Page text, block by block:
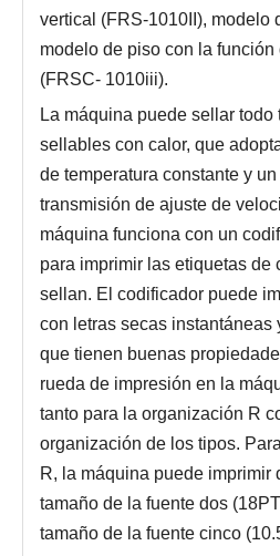
vertical (FRS-1010II), modelo
modelo de piso con la
(FRSC- 1010iii).
La máquina puede sellar
sellables con calor, que
de temperatura constante y
transmisión de ajuste de
máquina funciona con un
para imprimir las etiquetas de
sellan. El codificador puede
con letras secas instantáneas
que tienen buenas
rueda de impresión en la
tanto para la organización R
organización de los tipos.
R, la máquina puede imprimir
tamaño de la fuente dos
tamaño de la fuente cinco